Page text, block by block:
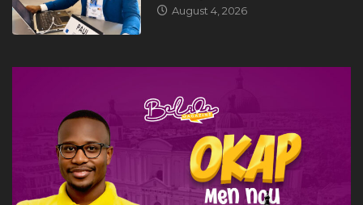
August 4, 2026